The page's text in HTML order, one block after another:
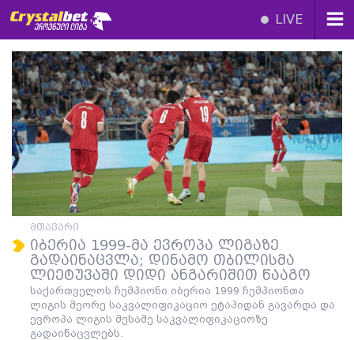
LIVE
მთავარი
იბერია 1999-მა ევროპა ლიგაზე
გადაინაცვლა; დინამო თბილისმა
ლიეტუვაში დიდი ანგარიშით წააგო
საქართველოს ჩემპიონი იბერია 1999 ჩემპიონთა
ლიგის მეორე საკვალიფიკაციო ეტაპიდან გავარდა და
ევროპა ლიგის მესამე საკვალიფიკაციოზე
გადაინაცვლებს.